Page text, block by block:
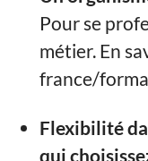
Pour se
métier. En
france/
Flexibilité
qui